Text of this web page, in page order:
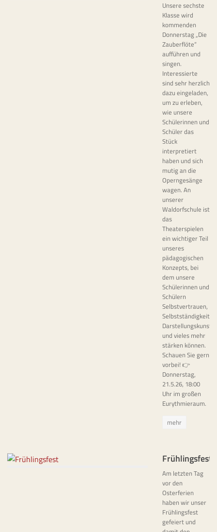
Unsere sechste
Klasse wird
kommenden
Donnerstag „Die
Zauberflöte“
aufführen und
singen.
Interessierte
sind sehr herzlich
dazu eingeladen,
um zu erleben,
wie unsere
Schülerinnen und
Schüler das
Stück
interpretiert
haben und sich
mutig an die
Operngesänge
wagen. An
unserer
Waldorfschule ist
das
Theaterspielen
ein wichtiger Teil
unseres
pädagogischen
Konzepts, bei
dem unsere
Schülerinnen und
Schülern
Selbstvertrauen,
Selbstständigkeit,
Darstellungskunst
und vieles mehr
stärken können.
Schauen Sie gern
vorbei! 👉
Donnerstag,
21.5.26, 18:00
Uhr im großen
Eurythmieraum.
mehr
Frühlingsfest
Am letzten Tag
vor den
Osterferien
haben wir unser
Frühlingsfest
gefeiert und